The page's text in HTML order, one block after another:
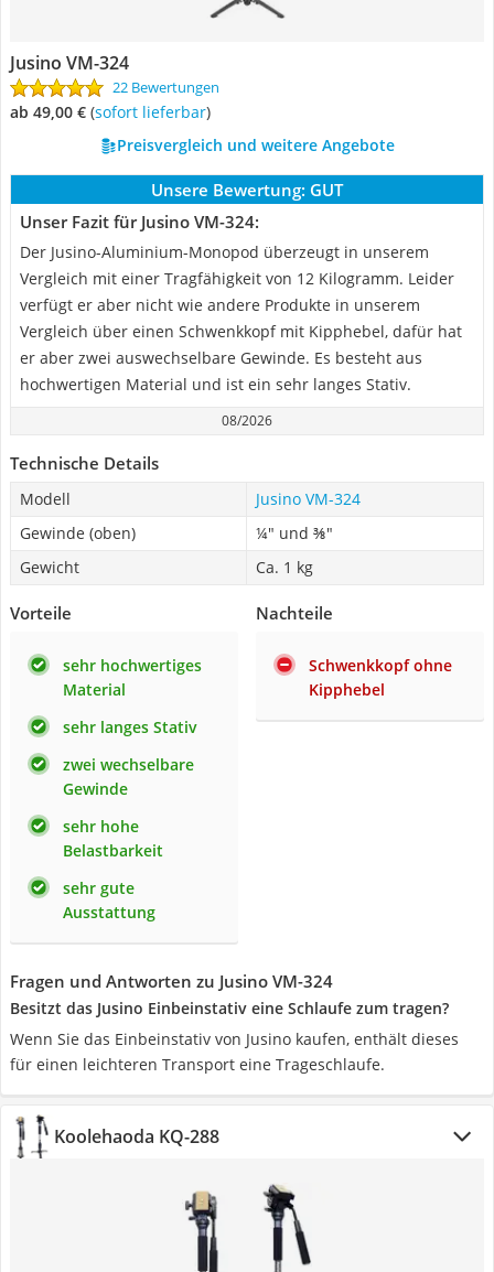
Jusino VM-324
22 Bewertungen
ab 49,00 € ( Sofort lieferbar)
Preisvergleich und weitere Angebote
Unsere Bewertung: GUT
Unser Fazit für Jusino VM-324:
Der Jusino-Aluminium-Monopod überzeugt in unserem
Vergleich mit einer Tragfähigkeit von 12 Kilogramm. Leider
verfügt er aber nicht wie andere Produkte in unserem
Vergleich über einen Schwenkkopf mit Kipphebel, dafür hat
er aber zwei auswechselbare Gewinde. Es besteht aus
hochwertigen Material und ist ein sehr langes Stativ.
08/2026
Technische Details
Modell
Jusino VM-324
Gewinde (oben)
¼" und ⅜"
Gewicht
Ca. 1 kg
Vorteile
sehr hochwertiges
Material
sehr langes Stativ
zwei wechselbare
Gewinde
sehr hohe
Belastbarkeit
sehr gute
Ausstattung
Nachteile
Schwenkkopf ohne
Kipphebel
Fragen und Antworten zu Jusino VM-324
Besitzt das Jusino Einbeinstativ eine Schlaufe zum tragen?
Wenn Sie das Einbeinstativ von Jusino kaufen, enthält dieses
für einen leichteren Transport eine Trageschlaufe.
Koolehaoda KQ-288